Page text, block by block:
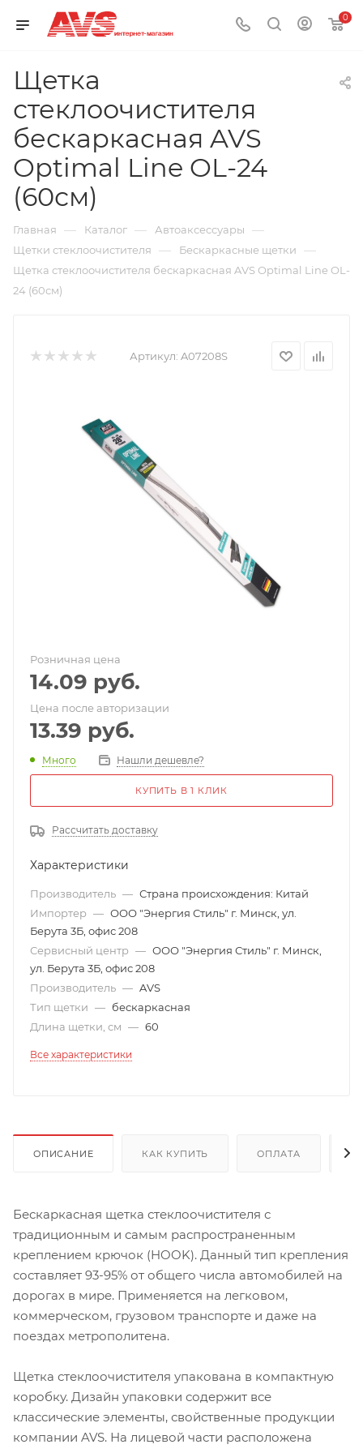
0
Щетка
стеклоочистителя
бескаркасная AVS
Optimal Line OL-24
(60см)
Главная — Каталог — Автоаксессуары —
Щетки стеклоочистителя — Бескаркасные щетки —
Щетка стеклоочистителя бескаркасная AVS Optimal Line OL-
24 (60см)
Артикул: A07208S
Розничная цена
14.09 руб.
Цена после авторизации
13.39 руб.
Много Нашли дешевле?
КУПИТЬ В 1 КЛИК
Рассчитать доставку
Характеристики
Производитель — Страна происхождения: Китай
Импортер — ООО "Энергия Стиль" г. Минск, ул.
Берута 3Б, офис 208
Сервисный центр — ООО "Энергия Стиль" г. Минск,
ул. Берута 3Б, офис 208
Производитель — AVS
Тип щетки — бескаркасная
Длина щетки, см — 60
Все характеристики
ОПИСАНИЕ КАК КУПИТЬ ОПЛАТА
Бескаркасная щетка стеклоочистителя с
традиционным и самым распространенным
креплением крючок (HOOK). Данный тип крепления
составляет 93-95% от общего числа автомобилей на
дорогах в мире. Применяется на легковом,
коммерческом, грузовом транспорте и даже на
поездах метрополитена.
Щетка стеклоочистителя упакована в компактную
коробку. Дизайн упаковки содержит все
классические элементы, свойственные продукции
компании AVS. На лицевой части расположена